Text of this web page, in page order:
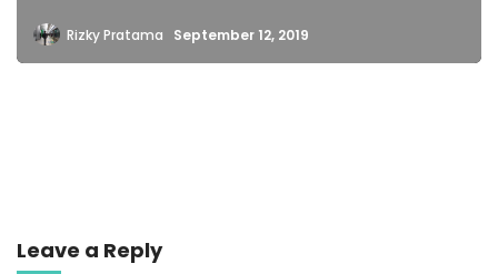
Rizky Pratama September 12, 2019
Leave a Reply